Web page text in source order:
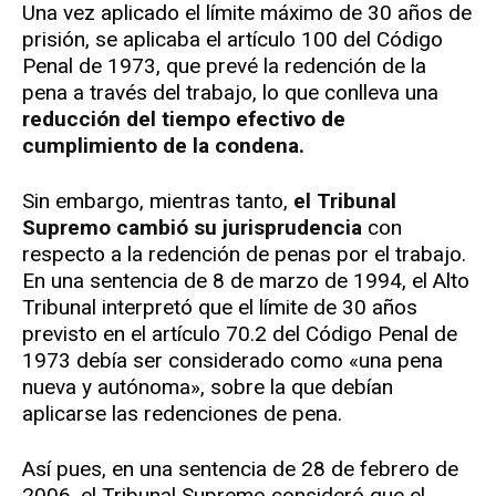
Una vez aplicado el límite máximo de 30 años de
prisión, se aplicaba el artículo 100 del Código
Penal de 1973, que prevé la redención de la
pena a través del trabajo, lo que conlleva una
reducción del tiempo efectivo de
cumplimiento de la condena.
Sin embargo, mientras tanto, el Tribunal
Supremo cambió su jurisprudencia con
respecto a la redención de penas por el trabajo.
En una sentencia de 8 de marzo de 1994, el Alto
Tribunal interpretó que el límite de 30 años
previsto en el artículo 70.2 del Código Penal de
1973 debía ser considerado como «una pena
nueva y autónoma», sobre la que debían
aplicarse las redenciones de pena.
Así pues, en una sentencia de 28 de febrero de